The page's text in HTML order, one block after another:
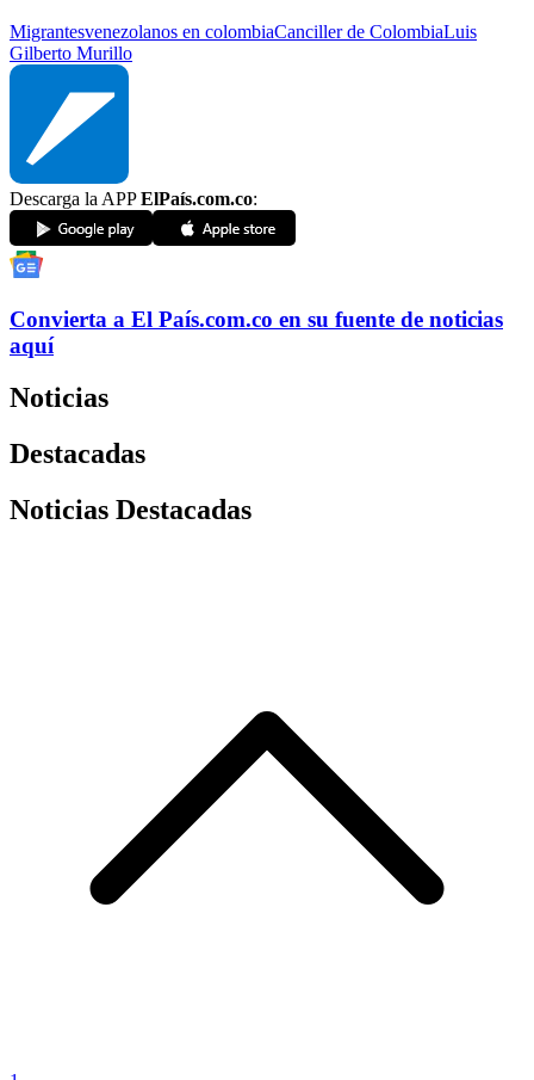
Migrantesvenezolanos en colombiaCanciller de ColombiaLuis
Gilberto Murillo
Descarga la APPElPaís.com.co:
Convierta a El País.com.co en su fuente de noticias
aquí
Noticias
Destacadas
Noticias Destacadas